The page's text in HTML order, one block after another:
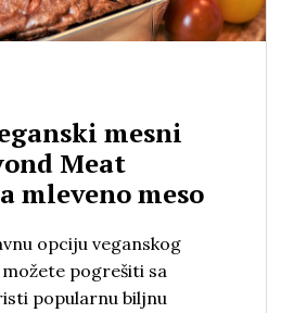
mesni
Meat
mleveno meso
opciju veganskog
pogrešiti sa
popularnu biljnu